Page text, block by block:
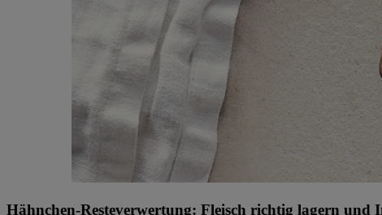
Hähnchen-Resteverwertung: Fleisch richtig lagern und